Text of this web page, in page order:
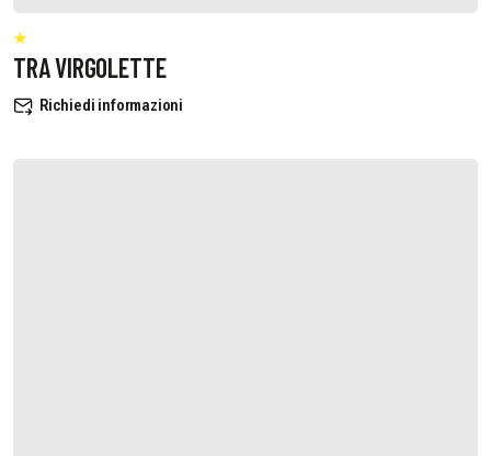
TRA VIRGOLETTE
Richiedi informazioni